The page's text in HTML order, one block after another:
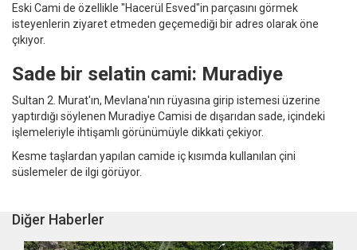
Eski Cami de özellikle "Hacerül Esved"in parçasını görmek
isteyenlerin ziyaret etmeden geçemediği bir adres olarak öne
çıkıyor.
Sade bir selatin cami: Muradiye
Sultan 2. Murat'ın, Mevlana'nın rüyasına girip istemesi üzerine
yaptırdığı söylenen Muradiye Camisi de dışarıdan sade, içindeki
işlemeleriyle ihtişamlı görünümüyle dikkati çekiyor.
Kesme taşlardan yapılan camide iç kısımda kullanılan çini
süslemeler de ilgi görüyor.
Diğer Haberler